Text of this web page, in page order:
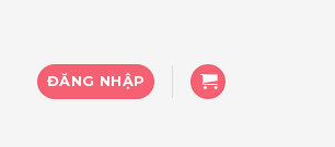
ĐĂNG NHẬP